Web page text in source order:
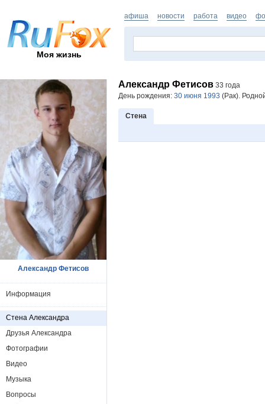
Моя жизнь
афиша новости работа видео
Александр Фетисов 33 года
День рождения: 30 июня 1993 (Рак).
Стена
Александр Фетисов
Информация
Стена Александра
Друзья Александра
Фотографии
Видео
Музыка
Вопросы